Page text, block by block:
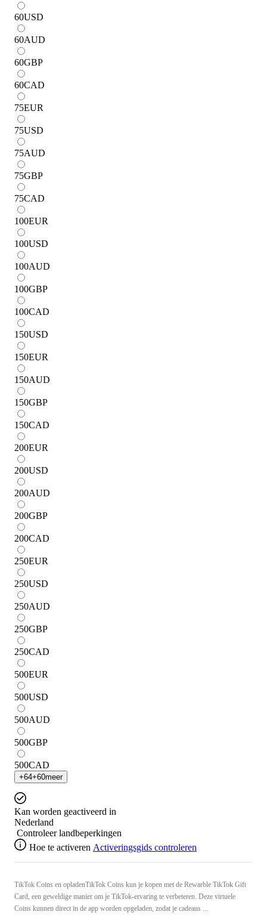
60USD
60AUD
60GBP
60CAD
75EUR
75USD
75AUD
75GBP
75CAD
100EUR
100USD
100AUD
100GBP
100CAD
150USD
150EUR
150AUD
150GBP
150CAD
200EUR
200USD
200AUD
200GBP
200CAD
250EUR
250USD
250AUD
250GBP
250CAD
500EUR
500USD
500AUD
500GBP
500CAD
+64+60meer
Kan worden geactiveerd in
Nederland
Controleer landbeperkingen
Hoe te activeren Activeringsgids controleren
TikTok Coins en opladenTikTok Coins kun je kopen met de Rewarble TikTok Gift
Card, een geweldige manier om je TikTok-ervaring te verbeteren. Deze virtuele
Coins kunnen direct in de app worden opgeladen, zodat je cadeaus ...